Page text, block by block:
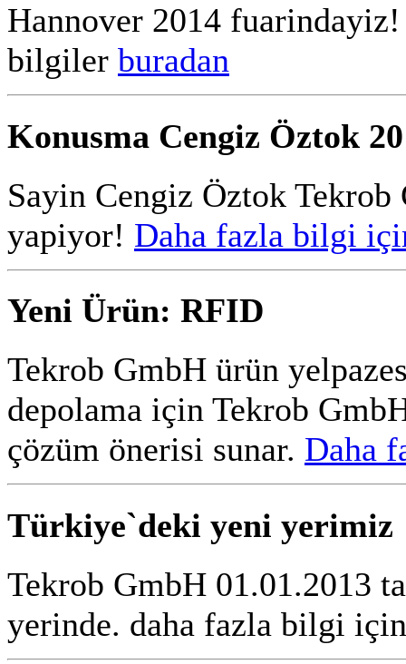
Hannover 2014
bilgiler buradan
Konusma Cengiz Öztok
Sayin Cengiz Öztok
yapiyor! Daha fazla bilgi
Yeni Ürün: RFID
Tekrob GmbH ürün
depolama için Tekrob
çözüm önerisi sunar. Daha
Türkiye`deki yeni yerimiz
Tekrob GmbH 01.01.2013
yerinde. daha fazla bilgi